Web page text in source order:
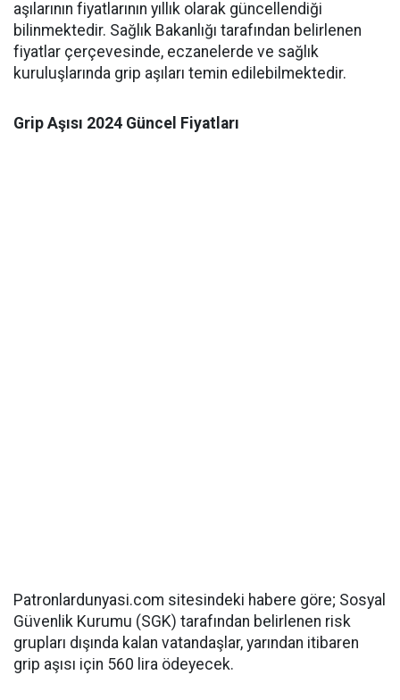
aşılarının fiyatlarının yıllık olarak güncellendiği
bilinmektedir. Sağlık Bakanlığı tarafından belirlenen
fiyatlar çerçevesinde, eczanelerde ve sağlık
kuruluşlarında grip aşıları temin edilebilmektedir.
Grip Aşısı 2024 Güncel Fiyatları
Patronlardunyasi.com sitesindeki habere göre; Sosyal
Güvenlik Kurumu (SGK) tarafından belirlenen risk
grupları dışında kalan vatandaşlar, yarından itibaren
grip aşısı için 560 lira ödeyecek.